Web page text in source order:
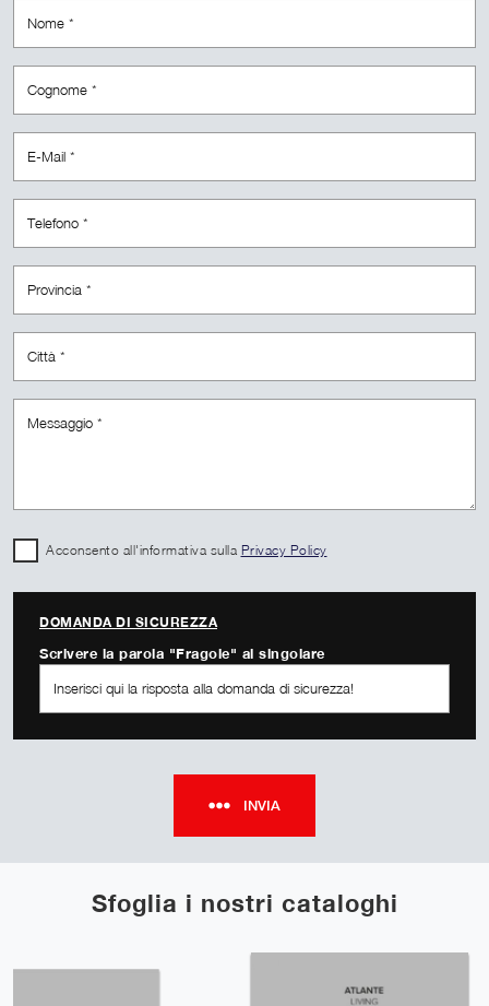
Sfoglia i nostri cataloghi
Acconsento all'informativa sulla Privacy Policy
DOMANDA DI SICUREZZA
Scrivere la parola "Fragole" al singolare
INVIA